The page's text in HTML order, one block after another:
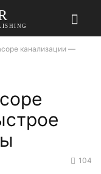
канализации —
104